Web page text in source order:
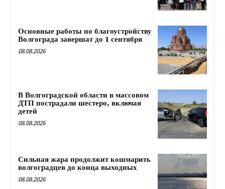
Основные работы по благоустройству
Волгограда завершат до 1 сентября
08.08.2026
В Волгоградской области в массовом
ДТП пострадали шестеро, включая
детей
08.08.2026
Сильная жара продолжит кошмарить
волгоградцев до конца выходных
08.08.2026